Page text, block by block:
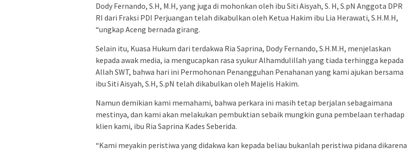
Dody Fernando, S.H, M.H, yang juga di mohonkan oleh ibu Siti Aisyah, S. H, S.pN Anggota DPR
RI dari Fraksi PDI Perjuangan telah dikabulkan oleh Ketua Hakim ibu Lia Herawati, S.H.M.H,
“ungkap Aceng bernada girang.
Selain itu, Kuasa Hukum dari terdakwa Ria Saprina, Dody Fernando, S.H.M.H, menjelaskan
kepada awak media, ia mengucapkan rasa syukur Alhamdulillah yang tiada terhingga kepada
Allah SWT, bahwa hari ini Permohonan Penangguhan Penahanan yang kami ajukan bersama
ibu Siti Aisyah, S.H, S.pN telah dikabulkan oleh Majelis Hakim.
Namun demikian kami memahami, bahwa perkara ini masih tetap berjalan sebagaimana
mestinya, dan kami akan melakukan pembuktian sebaik mungkin guna pembelaan terhadap
klien kami, ibu Ria Saprina Kades Seberida.
“Kami meyakin peristiwa yang didakwa kan kepada beliau bukanlah peristiwa pidana dikarena